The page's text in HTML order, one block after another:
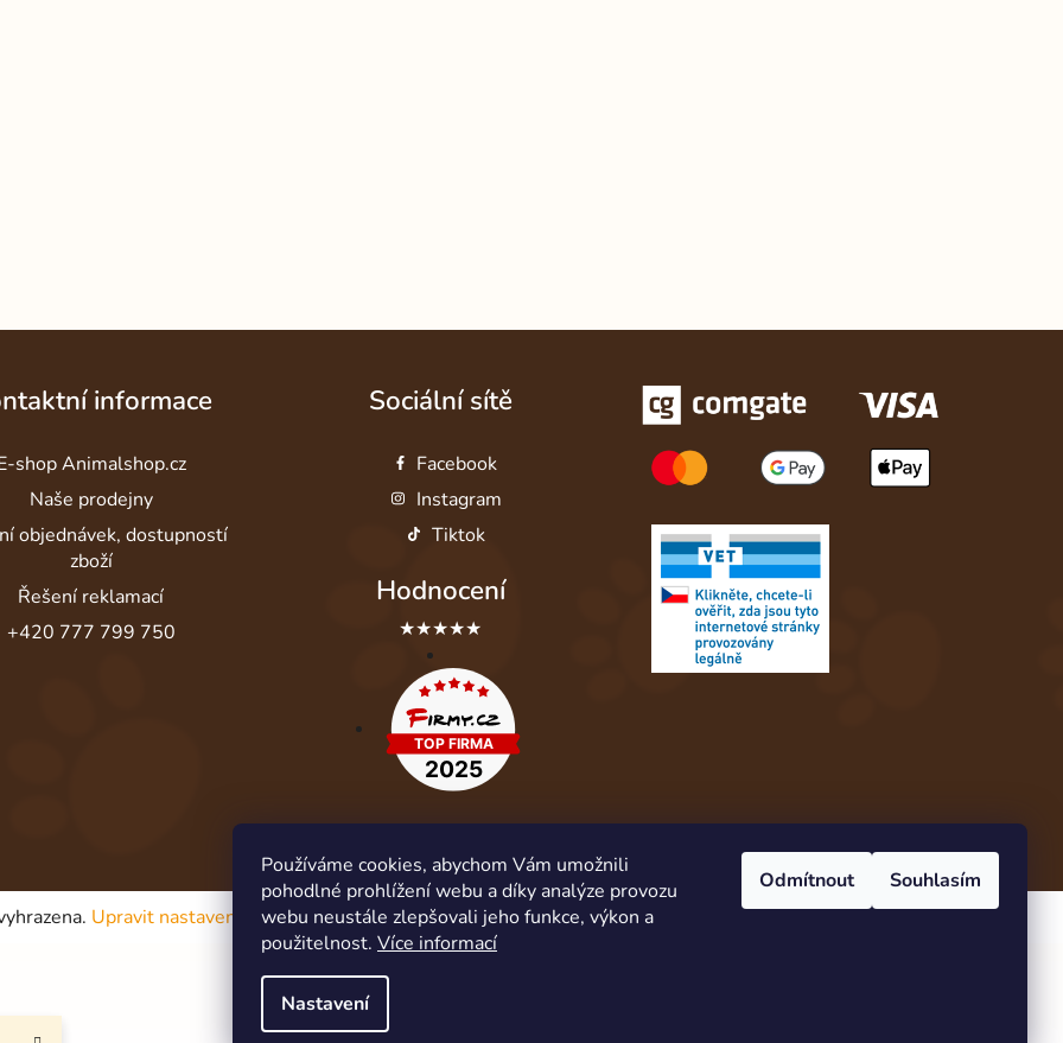
Používáme cookies, abychom Vám umožnili
pohodlné prohlížení webu a díky analýze provozu
webu neustále zlepšovali jeho funkce, výkon a
použitelnost. Více informací
Nastavení
Odmítnout Souhlasím
informace
shop Animalshop.cz
Naše prodejny
objednávek, dostupností
zboží
Řešení reklamací
+420 777 799 750
Sociální sítě
Facebook
Instagram
Tiktok
Hodnocení
★★★★★
Vytvořil Shoptet
Upravit nastavení cookies